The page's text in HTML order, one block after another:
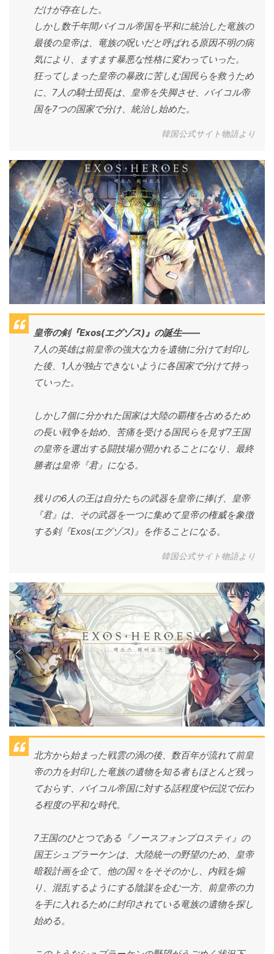
だけが存在した。
しかし数千年間バイコル帝国を平和に統治した竜族の
最後の皇帝は、竜族の呪いだと呼ばれる原因不明の病
気により、ますます暴悪な性格に変わっていった。
狂ってしまった皇帝の暴政に苦しむ国民らを救うため
に、7人の騎士団長は、皇帝を失脚させ、バイコル帝
国を7つの国家で分け、統治し始めた。
韓国公式サイト物語より
皇帝の剣『Exos(エグゾス)』の誕生――
7人の英雄は前皇帝の強大な力を遺物に分けて封印し
た後、1人が独占できないように各国家で分けて持っ
ていった。
しかし7個に分かれた国家は大陸の覇権を占めるため
の長い戦争を始め、苦痛を受ける国民らを見ず7王国
の皇帝を選出する闘技場が開かれることになり、最終
勝者は皇帝『君』になる。
残りの6人の王は自分たちの武器を皇帝に捧げ、皇帝
『君』は、その武器を一つに集めて皇帝の権威を象徴
する剣『Exos(エグゾス)』を作ることになる。
韓国公式サイト物語より
北方から始まった戦雲の渦の後、数百年が流れて前皇
帝の力を封印した竜族の遺物を知る者もほとんど残っ
ておらす、バイコル帝国に対する話程度や伝説で伝わ
る程度の平和な時代。
7王国のひとつである『ノースフォンプロスティ』の
国王シュプラーケンは、大陸統一の野望のため、皇帝
暗殺計画を企て、他の国々をそそのかし、内戦を煽
り、混乱するようにする陰謀を企む一方、前皇帝の力
を手に入れるために封印されている竜族の遺物を探し
始める。